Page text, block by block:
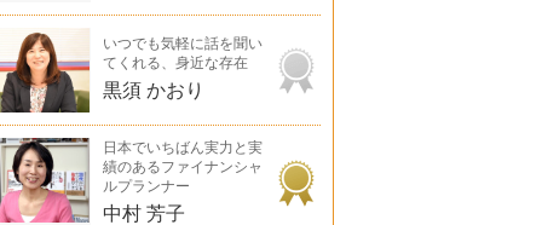
いつでも気軽に話を聞い
てくれる、身近な存在
黒須 かおり
日本でいちばん実力と実
績のあるファイナンシャ
ルプランナー
中村 芳子